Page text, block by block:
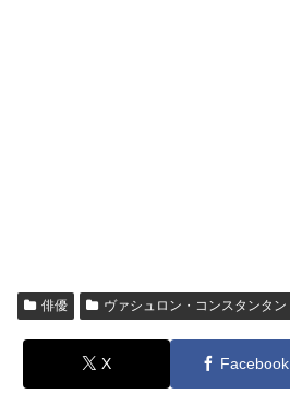
俳優 ヴァシュロン・コンスタンタン
X Facebook